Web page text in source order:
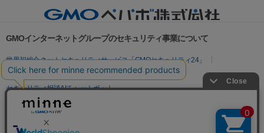
GMOインターネットグループのセキュリティ事業について
世界初総合ネットセキュリティサービス「GMOセキュリティ24」
パスワード漏洩診断
Webサイトリスク診断
セキュリティ相談AIチャットボット
実在証明・盗聴対策